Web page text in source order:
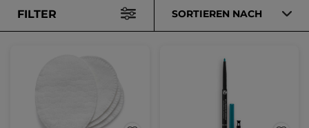
FILTER SORTIEREN NACH